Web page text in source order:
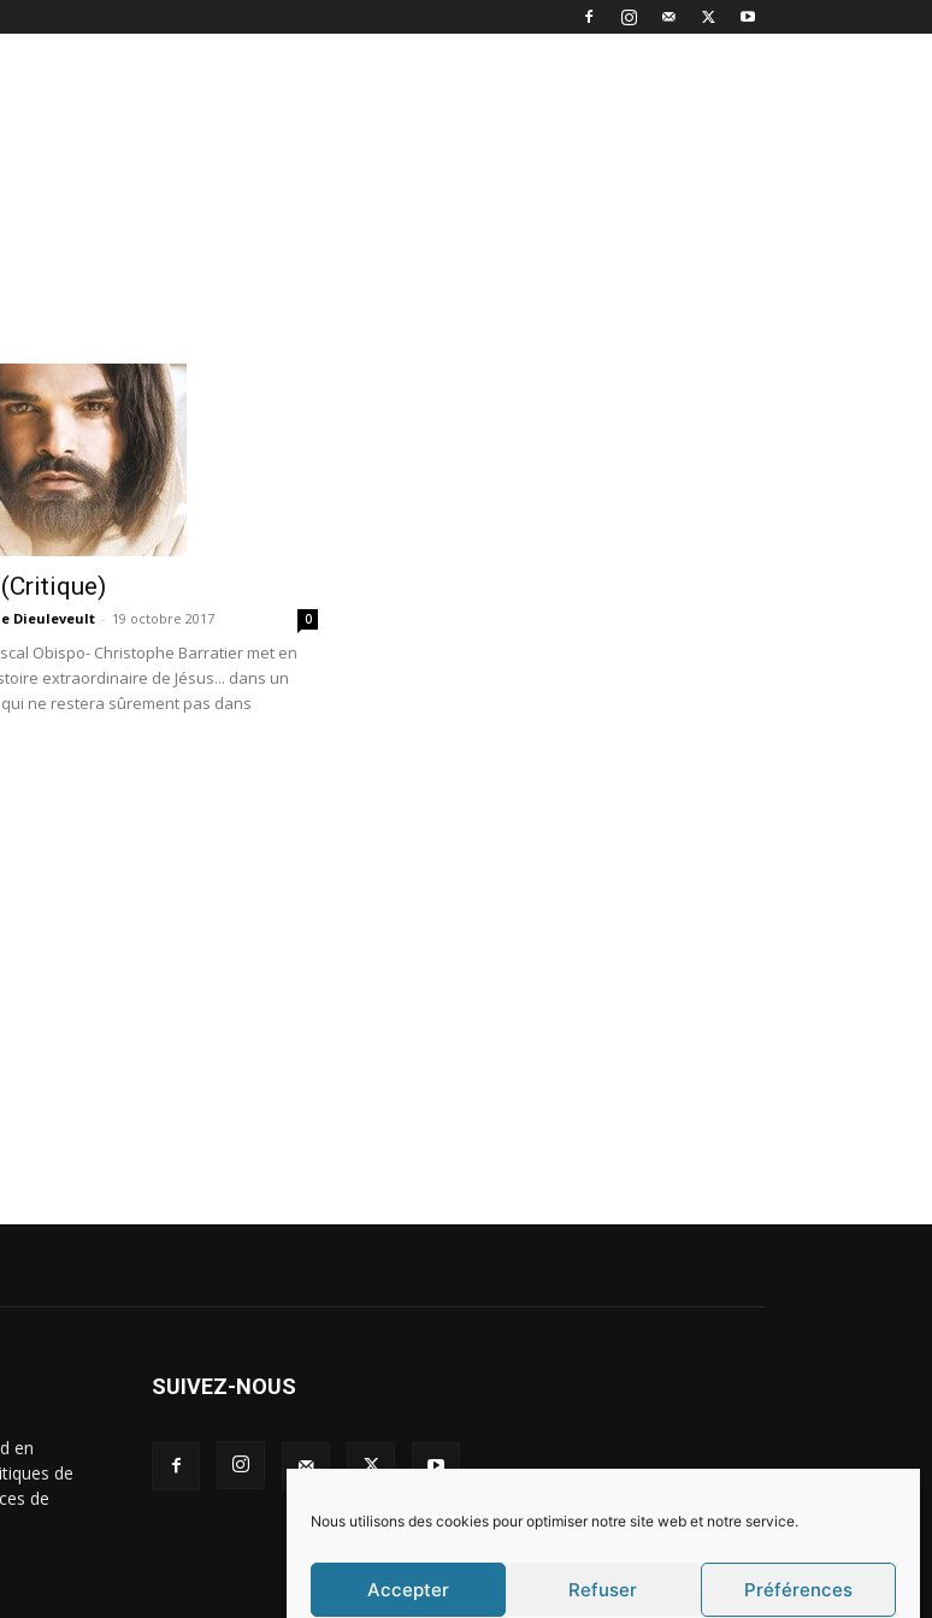
Nous utilisons des cookies pour optimiser notre site web et notre service.
Accepter Refuser Préférences
Dieuleveult - 19 octobre 2017 0
Obispo- Christophe Barratier met en
extraordinaire de Jésus... dans un
ne restera sûrement pas dans
en
de
de
SUIVEZ-NOUS